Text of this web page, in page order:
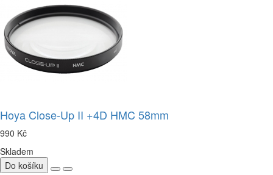
Hoya Close-Up II +4D HMC 58mm
990 Kč
Skladem
Do košíku